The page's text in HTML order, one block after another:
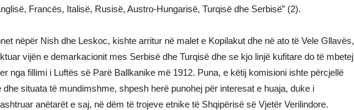
Francës, Italisë, Rusisë, Austro-Hungarisë, Turqisë dhe Serbisë” (2).
nëpër Nish dhe Leskoc, kishte arritur në malet e Kopilakut dhe në ato të Vele Gllavës,
vijën e demarkacionit mes Serbisë dhe Turqisë dhe se kjo linjë kufitare do të mbetej
nga fillimi i Luftës së Parë Ballkanike më 1912. Puna, e këtij komisioni ishte përcjellë
situata të mundimshme, shpesh herë punohej për interesat e huaja, duke i
anëtarët e saj, në dëm të trojeve etnike të Shqipërisë së Vjetër Verilindore.